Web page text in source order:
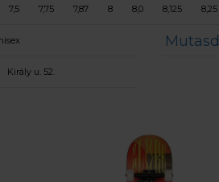
7,5 7,75 7,87 8 8,0 8,125 8,25
Mutasd
Király u. 52.